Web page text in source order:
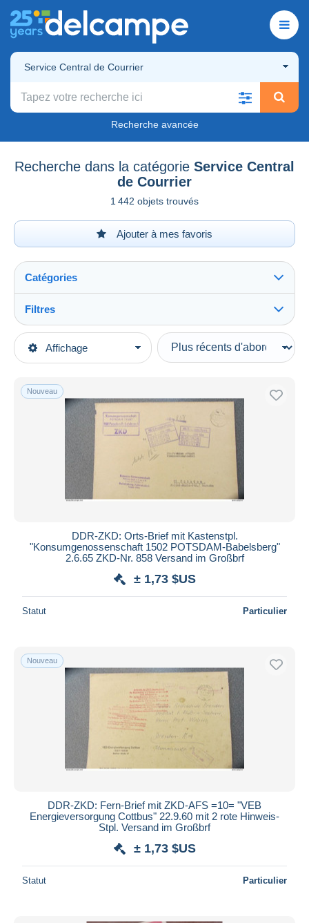
Service Central de Courrier
Recherche avancée
Recherche dans la catégorie Service Central
de Courrier
1 442 objets trouvés
Ajouter à mes favoris
Affichage
Catégories
Catégories principales
Europe
Allemagne
République Démocratique
Service Central de Courrier
Filtres
Types de vente
En cours
Prix fixes
Enchères avec offres
Enchères sans offres
Maisons de vente
Toutes les durées
Fermant
Prix
Livraison gratuite
Méthodes de paiement
Virement bancaire
Visa
Mastercard
iDeal
Maestro
Résidence du vendeur
Monde entier
Nouveau
DDR-ZKD: Orts-Brief mit Kastenstpl.
"Konsumgenossenschaft 1502 POTSDAM-Babelsberg"
2.6.65 ZKD-Nr. 858 Versand im Großbrf
± 1,73 $US
Statut Particulier
Nouveau
DDR-ZKD: Fern-Brief mit ZKD-AFS =10= "VEB
Energieversorgung Cottbus" 22.9.60 mit 2 rote Hinweis-
Stpl. Versand im Großbrf
± 1,73 $US
Statut Particulier